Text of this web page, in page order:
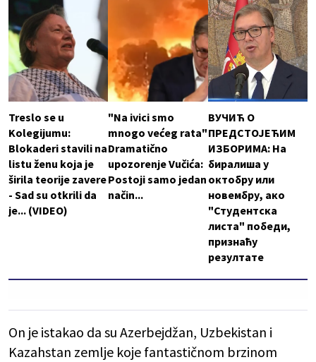
Treslo se u
Kolegijumu:
Blokaderi stavili na
listu ženu koja je
širila teorije zavere
- Sad su otkrili da
je... (VIDEO)
"Na ivici smo
mnogo većeg rata"
Dramatično
upozorenje Vučića:
Postoji samo jedan
način...
ВУЧИЋ О
ПРЕДСТОЈЕЋИМ
ИЗБОРИМА: На
биралиша у
октобру или
новембру, ако
"Студентска
листа" победи,
признаћу
резултате
On je istakao da su Azerbejdžan, Uzbekistan i
Kazahstan zemlje koje fantastičnom brzinom